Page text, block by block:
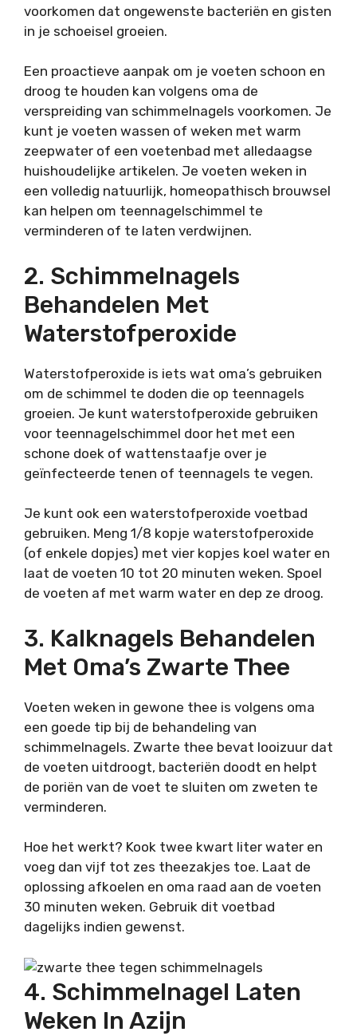
voorkomen dat ongewenste bacteriën en gisten
in je schoeisel groeien.
Een proactieve aanpak om je voeten schoon en
droog te houden kan volgens oma de
verspreiding van schimmelnagels voorkomen. Je
kunt je voeten wassen of weken met warm
zeepwater of een voetenbad met alledaagse
huishoudelijke artikelen. Je voeten weken in
een volledig natuurlijk, homeopathisch brouwsel
kan helpen om teennagelschimmel te
verminderen of te laten verdwijnen.
2. Schimmelnagels
Behandelen Met
Waterstofperoxide
Waterstofperoxide is iets wat oma’s gebruiken
om de schimmel te doden die op teennagels
groeien. Je kunt waterstofperoxide gebruiken
voor teennagelschimmel door het met een
schone doek of wattenstaafje over je
geïnfecteerde tenen of teennagels te vegen.
Je kunt ook een waterstofperoxide voetbad
gebruiken. Meng 1/8 kopje waterstofperoxide
(of enkele dopjes) met vier kopjes koel water en
laat de voeten 10 tot 20 minuten weken. Spoel
de voeten af met warm water en dep ze droog.
3. Kalknagels Behandelen
Met Oma’s Zwarte Thee
Voeten weken in gewone thee is volgens oma
een goede tip bij de behandeling van
schimmelnagels. Zwarte thee bevat looizuur dat
de voeten uitdroogt, bacteriën doodt en helpt
de poriën van de voet te sluiten om zweten te
verminderen.
Hoe het werkt? Kook twee kwart liter water en
voeg dan vijf tot zes theezakjes toe. Laat de
oplossing afkoelen en oma raad aan de voeten
30 minuten weken. Gebruik dit voetbad
dagelijks indien gewenst.
4. Schimmelnagel Laten
Weken In Azijn